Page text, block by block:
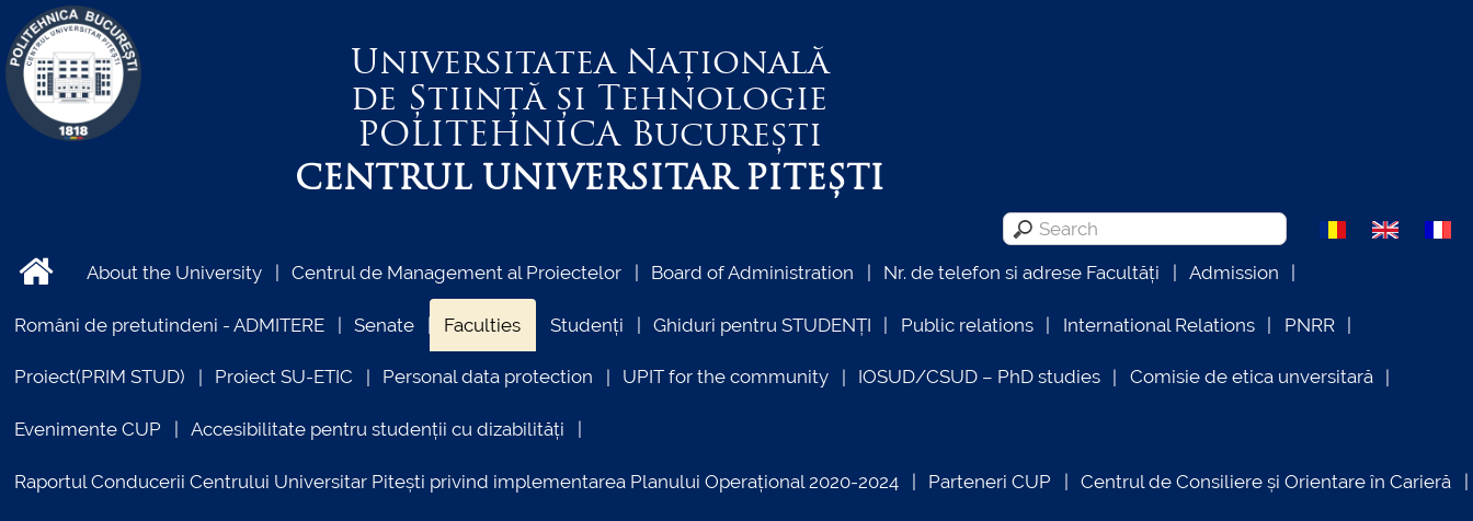
Universitatea Națională
de Știință și Tehnologie
POLITEHNICABucurești
CENTRUL UNIVERSITAR PITEȘTI
About the University Centrul de Management al Proiectelor Board of Administration Nr. de telefon si adrese Facultăți Admission
Români de pretutindeni - ADMITERE Senate Faculties Studenți Ghiduri pentru STUDENȚI Public relations International Relations PNRR
Proiect(PRIM STUD) Proiect SU-ETIC Personal data protection UPIT for the community IOSUD/CSUD – PhD studies Comisie de etica unversitară
Evenimente CUP Accesibilitate pentru studenții cu dizabilități
Raportul Conducerii Centrului Universitar Pitești privind implementarea Planului Operațional 2020-2024 Parteneri CUP Centrul de Consiliere și Orientare în Carieră